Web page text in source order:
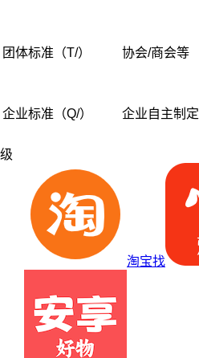
团体标准（T/） 协会/商会等
企业标准（Q/） 企业自主制定
级
淘宝找